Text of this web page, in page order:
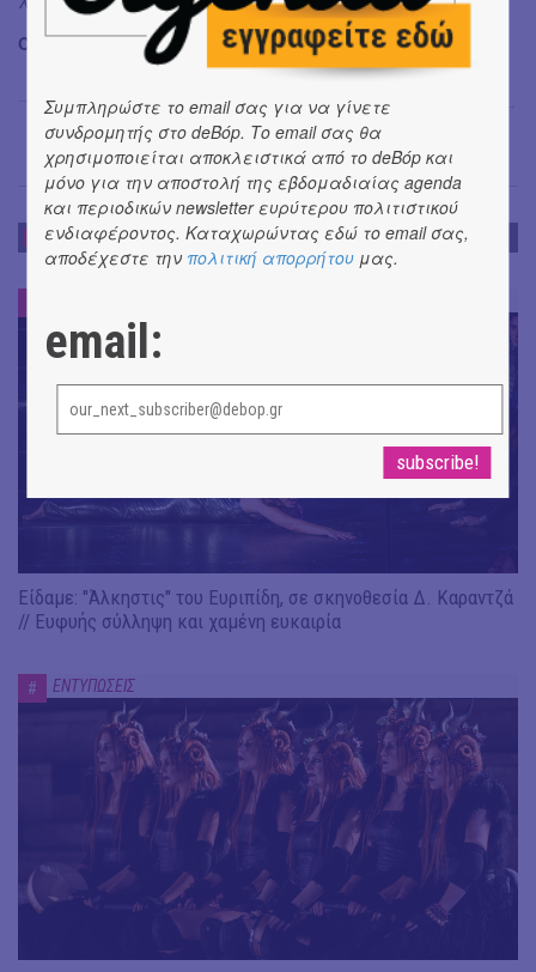
Όλες οι πληροφορίες για την παράσταση είναι
ΕΝΤΥΠΩΣΕΙΣ
Είδαμε: "Άλκηστις" του Ευριπίδη, σε σκηνοθεσία Δ. Καραντζά
// Ευφυής σύλληψη και χαμένη ευκαιρία
# ΕΝΤΥΠΩΣΕΙΣ
Συμπληρώστε το email σας για να γίνετε
συνδρομητής στο deBόp. Το email σας θα
χρησιμοποιείται αποκλειστικά από το deBόp και
μόνο για την αποστολή της εβδομαδιαίας agenda
και περιοδικών newsletter ευρύτερου πολιτιστικού
ενδιαφέροντος. Καταχωρώντας εδώ το email σας,
αποδέχεστε την πολιτική απορρήτου μας.
email: